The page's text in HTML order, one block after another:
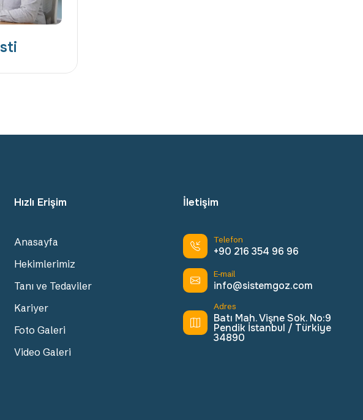
Hızlı Erişim
Anasayfa
Hekimlerimiz
Tanı ve Tedaviler
Kariyer
Foto Galeri
Video Galeri
İletişim
Telefon
+90 216 354 96 96
E-mail
info@sistemgoz.com
Adres
Batı Mah. Vişne Sok. No:9
Pendik İstanbul / Türkiye
34890